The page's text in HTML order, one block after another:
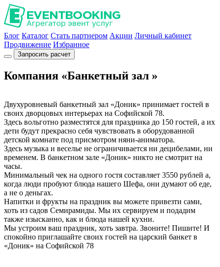
Блог Каталог Стать партнером Акции Личный кабинет
Продвижение Избранное
Запросить расчет
Компания «Банкетный зал »
Двухуровневый банкетный зал «Доник» принимает гостей в
своих дворцовых интерьерах на Софийской 78.
Здесь вольготно разместятся для праздника до 150 гостей, а их
дети будут прекрасно себя чувствовать в оборудованной
детской комнате под присмотром няни-аниматора.
Здесь музыка и веселье не ограничивается ни децибелами, ни
временем. В банкетном зале «Доник» никто не смотрит на
часы.
Минимальный чек на одного гостя составляет 3550 рублей а,
когда люди пробуют блюда нашего Шефа, они думают об еде,
а не о деньгах.
Напитки и фрукты на праздник вы можете привезти сами,
хоть из садов Семирамиды. Мы их сервируем и подадим
также изысканно, как и блюда нашей кухни.
Мы устроим ваш праздник, хоть завтра. Звоните! Пишите! И
спокойно приглашайте своих гостей на царский банкет в
«Доник» на Софийской 78